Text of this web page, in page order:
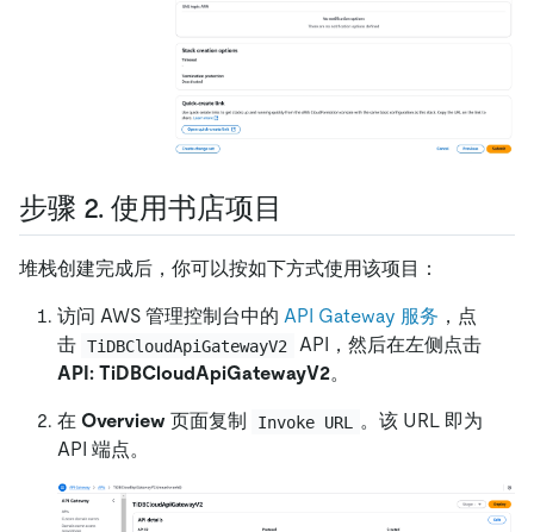
步骤 2. 使用书店项目
堆栈创建完成后，你可以按如下方式使用该项目：
访问 AWS 管理控制台中的 API Gateway 服务 ，点
击 TiDBCloudApiGatewayV2
API，然后在左侧点击
API: TiDBCloudApiGatewayV2。
在 Overview 页面复制 Invoke URL
。该 URL 即为
API 端点。